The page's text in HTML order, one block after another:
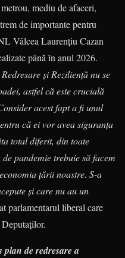
mediu de afaceri,
de importante pentru
Vâlcea Laurențiu Cazan
până în anul 2026.
și Reziliență nu se
astfel că este crucială
acest fapt a fi unul
că ei vor avea siguranța
total diferit, din toate
pandemie trebuie să facem
țării noastre. S-a
și care nu au un
parlamentarul liberal care
de redresare a